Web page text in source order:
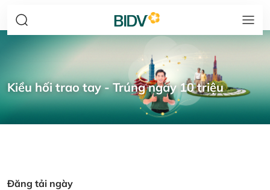
Kiều hối trao tay - Trúng ngay 10 triệu
Đăng tải ngày